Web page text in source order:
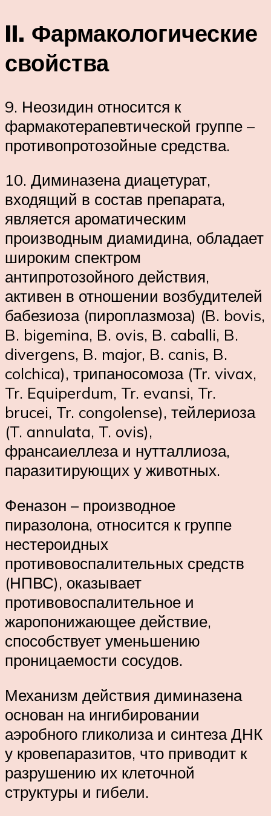
II. Фармакологические
свойства
9. Неозидин относится к
фармакотерапевтической группе –
противопротозойные средства.
10. Диминазена диацетурат,
входящий в состав препарата,
является ароматическим
производным диамидина, обладает
широким спектром
антипротозойного действия,
активен в отношении возбудителей
бабезиоза (пироплазмоза) (B. bovis,
B. bigemina, B. ovis, B. caballi, B.
divergens, B. major, B. canis, B.
colchica), трипаносомоза (Tr. vivax,
Tr. Equiperdum, Tr. evansi, Tr.
brucei, Tr. congolense), тейлериоза
(T. annulata, T. ovis),
франсаиеллеза и нутталлиоза,
паразитирующих у животных.
Феназон – производное
пиразолона, относится к группе
нестероидных
противовоспалительных средств
(НПВС), оказывает
противовоспалительное и
жаропонижающее действие,
способствует уменьшению
проницаемости сосудов.
Механизм действия диминазена
основан на ингибировании
аэробного гликолиза и синтеза ДНК
у кровепаразитов, что приводит к
разрушению их клеточной
структуры и гибели.